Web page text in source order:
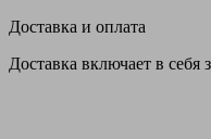
Доставка и оплата
Доставка включает в